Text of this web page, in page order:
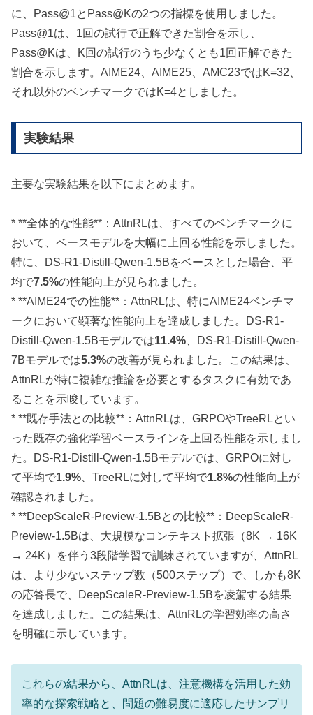
に、Pass@1とPass@Kの2つの指標を使用しました。
Pass@1は、1回の試行で正解できた割合を示し、
Pass@Kは、K回の試行のうち少なくとも1回正解できた
割合を示します。AIME24、AIME25、AMC23ではK=32、
それ以外のベンチマークではK=4としました。
実験結果
主要な実験結果を以下にまとめます。
* **全体的な性能**：AttnRLは、すべてのベンチマークに
おいて、ベースモデルを大幅に上回る性能を示しました。
特に、DS-R1-Distill-Qwen-1.5Bをベースとした場合、平
均で7.5%の性能向上が見られました。
* **AIME24での性能**：AttnRLは、特にAIME24ベンチマ
ークにおいて顕著な性能向上を達成しました。DS-R1-
Distill-Qwen-1.5Bモデルでは11.4% 、DS-R1-Distill-Qwen-
7Bモデルでは5.3%の改善が見られました。この結果は、
AttnRLが特に複雑な推論を必要とするタスクに有効であ
ることを示唆しています。
* **既存手法との比較**：AttnRLは、GRPOやTreeRLとい
った既存の強化学習ベースラインを上回る性能を示しまし
た。DS-R1-Distill-Qwen-1.5Bモデルでは、GRPOに対し
て平均で1.9% 、TreeRLに対して平均で1.8%の性能向上が
確認されました。
* **DeepScaleR-Preview-1.5Bとの比較**：DeepScaleR-
Preview-1.5Bは、大規模なコンテキスト拡張（8K → 16K
→ 24K）を伴う3段階学習で訓練されていますが、AttnRL
は、より少ないステップ数（500ステップ）で、しかも8K
の応答長で、DeepScaleR-Preview-1.5Bを凌駕する結果
を達成しました。この結果は、AttnRLの学習効率の高さ
を明確に示しています。
これらの結果から、AttnRLは、注意機構を活用した効
率的な探索戦略と、問題の難易度に適応したサンプリ